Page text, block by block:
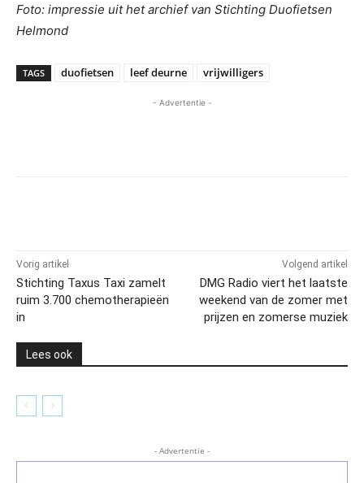
Foto: impressie uit het archief van Stichting Duofietsen
Helmond
TAGS duofietsen leef deurne vrijwilligers
- Advertentie -
Vorig artikel
Stichting Taxus Taxi zamelt
ruim 3.700 chemotherapieën
in
Volgend artikel
DMG Radio viert het laatste
weekend van de zomer met
prijzen en zomerse muziek
Lees ook
- Advertentie -